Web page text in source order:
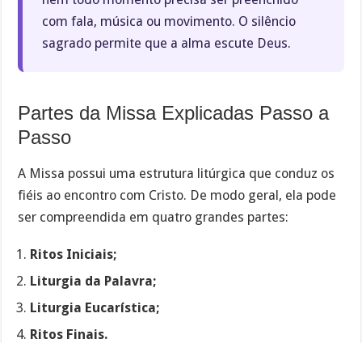
com fala, música ou movimento. O silêncio
sagrado permite que a alma escute Deus.
Partes da Missa Explicadas Passo a
Passo
A Missa possui uma estrutura litúrgica que conduz os
fiéis ao encontro com Cristo. De modo geral, ela pode
ser compreendida em quatro grandes partes:
Ritos Iniciais;
Liturgia da Palavra;
Liturgia Eucarística;
Ritos Finais.